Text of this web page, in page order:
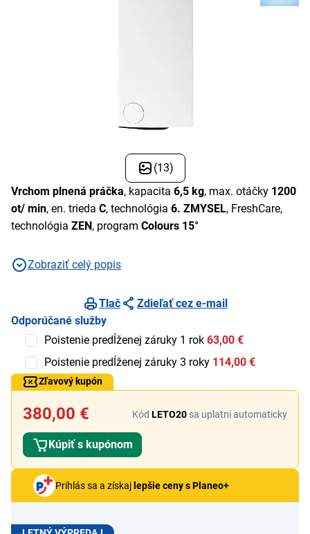
(13)
Vrchom plnená práčka, kapacita 6,5 kg, max. otáčky 1200
ot/ min, en. trieda C, technológia 6. ZMYSEL, FreshCare,
technológia ZEN, program Colours 15°
Zobraziť celý popis
Tlač
Zdieľať cez e-mail
Odporúčané služby
Poistenie predĺženej záruky 1 rok 63,00 €
Poistenie predĺženej záruky 3 roky 114,00 €
Zľavový kupón
380,00 € Kód LETO20 sa uplatní automaticky
Kúpiť s kupónom
Prihlás sa a získaj lepšie ceny s Planeo+